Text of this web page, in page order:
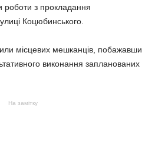
роботи з прокладання
Коцюбинського.
місцевих мешканців, побажавши
виконання запланованих
На замітку